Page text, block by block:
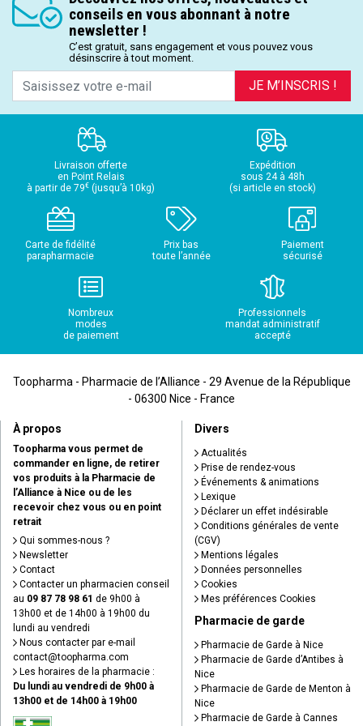
conseils en vous abonnant à notre
newsletter !
C’est gratuit, sans engagement et vous pouvez vous
désinscrire à tout moment.
JE M’INSCRIS !
Livraison offerte
en Point Relais
à partir de 79€ (jusqu’à 10kg)
Expédition
sous 24 à 48h
(si article en stock)
Carte de fidélité
parapharmacie
Prix bas
toute l’année
Paiement
sécurisé
Nombreux
modes
de paiement
Professionnels
mandat administratif
accepté
Toopharma - Pharmacie de l’Alliance - 29 Avenue de la République
- 06300 Nice - France
À propos
Toopharma vous permet de
commander en ligne, de retirer
vos produits à la Pharmacie de
l’Alliance à Nice ou de les
recevoir chez vous ou en point
retrait
Qui sommes-nous ?
Newsletter
Contact
Contacter un pharmacien conseil
au 09 87 78 98 61 de 9h00 à
13h00 et de 14h00 à 19h00 du
lundi au vendredi
Nous contacter par e-mail
contact@toopharma.com
Les horaires de la pharmacie :
Du lundi au vendredi de 9h00 à
13h00 et de 14h00 à 19h00
Divers
Actualités
Prise de rendez-vous
Événements & animations
Lexique
Déclarer un effet indésirable
Conditions générales de vente
(CGV)
Mentions légales
Données personnelles
Cookies
Mes préférences Cookies
Pharmacie de garde
Pharmacie de Garde à Nice
Pharmacie de Garde d’Antibes à
Nice
Pharmacie de Garde de Menton à
Nice
Pharmacie de Garde à Cannes